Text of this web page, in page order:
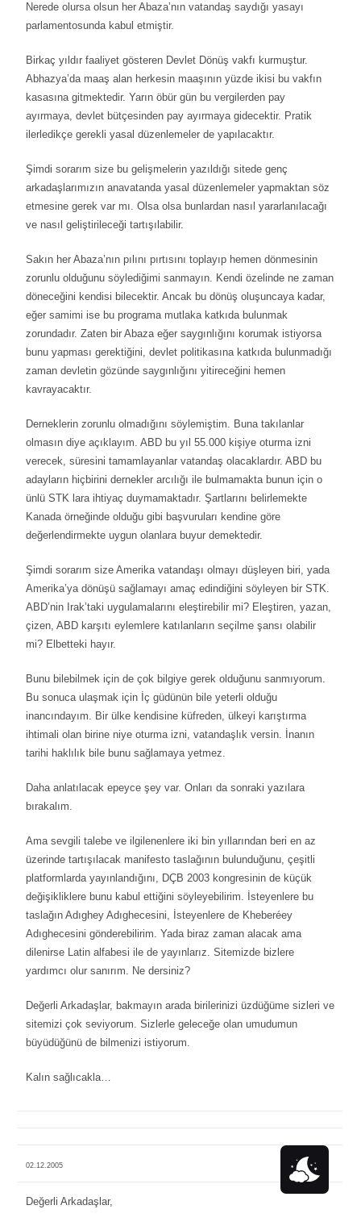
Nerede olursa olsun her Abaza’nın vatandaş saydığı yasayı
parlamentosunda kabul etmiştir.
Birkaç yıldır faaliyet gösteren Devlet Dönüş vakfı kurmuştur.
Abhazya’da maaş alan herkesin maaşının yüzde ikisi bu vakfın
kasasına gitmektedir. Yarın öbür gün bu vergilerden pay
ayırmaya, devlet bütçesinden pay ayırmaya gidecektir. Pratik
ilerledikçe gerekli yasal düzenlemeler de yapılacaktır.
Şimdi sorarım size bu gelişmelerin yazıldığı sitede genç
arkadaşlarımızın anavatanda yasal düzenlemeler yapmaktan söz
etmesine gerek var mı. Olsa olsa bunlardan nasıl yararlanılacağı
ve nasıl geliştirileceği tartışılabilir.
Sakın her Abaza’nın pılını pırtısını toplayıp hemen dönmesinin
zorunlu olduğunu söylediğimi sanmayın. Kendi özelinde ne zaman
döneceğini kendisi bilecektir. Ancak bu dönüş oluşuncaya kadar,
eğer samimi ise bu programa mutlaka katkıda bulunmak
zorundadır. Zaten bir Abaza eğer saygınlığını korumak istiyorsa
bunu yapması gerektiğini, devlet politikasına katkıda bulunmadığı
zaman devletin gözünde saygınlığını yitireceğini hemen
kavrayacaktır.
Derneklerin zorunlu olmadığını söylemiştim. Buna takılanlar
olmasın diye açıklayım. ABD bu yıl 55.000 kişiye oturma izni
verecek, süresini tamamlayanlar vatandaş olacaklardır. ABD bu
adayların hiçbirini dernekler arcılığı ile bulmamakta bunun için o
ünlü STK lara ihtiyaç duymamaktadır. Şartlarını belirlemekte
Kanada örneğinde olduğu gibi başvuruları kendine göre
değerlendirmekte uygun olanlara buyur demektedir.
Şimdi sorarım size Amerika vatandaşı olmayı düşleyen biri, yada
Amerika’ya dönüşü sağlamayı amaç edindiğini söyleyen bir STK.
ABD’nin Irak’taki uygulamalarını eleştirebilir mi? Eleştiren, yazan,
çizen, ABD karşıtı eylemlere katılanların seçilme şansı olabilir
mi? Elbetteki hayır.
Bunu bilebilmek için de çok bilgiye gerek olduğunu sanmıyorum.
Bu sonuca ulaşmak için İç güdünün bile yeterli olduğu
inancındayım. Bir ülke kendisine küfreden, ülkeyi karıştırma
ihtimali olan birine niye oturma izni, vatandaşlık versin. İnanın
tarihi haklılık bile bunu sağlamaya yetmez.
Daha anlatılacak epeyce şey var. Onları da sonraki yazılara
bırakalım.
Ama sevgili talebe ve ilgilenenlere iki bin yıllarından beri en az
üzerinde tartışılacak manifesto taslağının bulunduğunu, çeşitli
platformlarda yayınlandığını, DÇB 2003 kongresinin de küçük
değişikliklere bunu kabul ettiğini söyleyebilirim. İsteyenlere bu
taslağın Adıghey Adıghecesini, İsteyenlere de Kheberéey
Adıghecesini gönderebilirim. Yada biraz zaman alacak ama
dilenirse Latin alfabesi ile de yayınlarız. Sitemizde bizlere
yardımcı olur sanırım. Ne dersiniz?
Değerli Arkadaşlar, bakmayın arada birilerinizi üzdüğüme sizleri ve
sitemizi çok seviyorum. Sizlerle geleceğe olan umudumun
büyüdüğünü de bilmenizi istiyorum.
Kalın sağlıcakla…
02.12.2005
Değerli Arkadaşlar,